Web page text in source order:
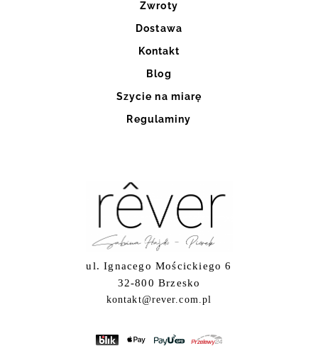
Zwroty
Dostawa
Kontakt
Blog
Szycie na miarę
Regulaminy
ul. Ignacego Mościckiego 6
32-800 Brzesko
kontakt@rever.com.pl